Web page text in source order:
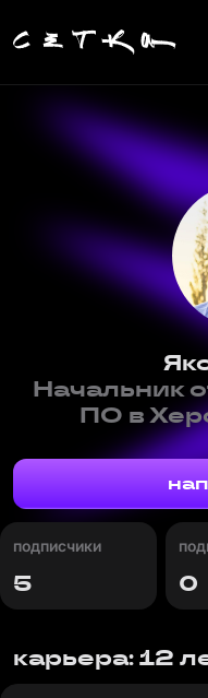
Начальник
ПО в
подписчики
5 0
карьера: 12